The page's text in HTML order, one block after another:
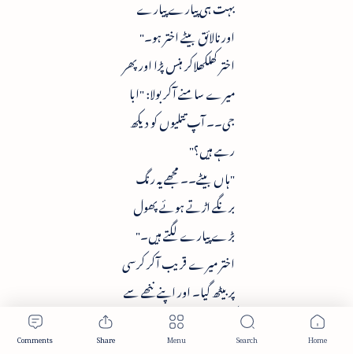
بہت ہی پیارے پیارے
اورنالائق بیٹے اختر ہو۔"
اختر کھلکھلاکر ہنس پڑا اور پھر
میرے سامنے آکر بولا: "ابا
جی۔۔ آپ تتلیوں کو دیکھ
رہے ہیں؟"
"ہاں بیٹے۔۔ مجھے یہ رنگ
برنگے اڑتے ہوئے پھول
بڑے پیارے لگتے ہیں۔"
اختر میرے قریب آکر کرسی
پر بیٹھ گیا۔ اور اپنے ننھے سے
کیمرے سے منظر کی تصویر
اتارنے لگا ، لیکن اب وہ